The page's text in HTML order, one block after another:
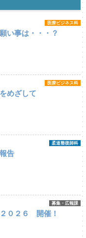
医療ビジネス科
い事は・・・？
医療ビジネス科
めざして
柔道整復師科
告
募集・広報課
０２６ 開催！